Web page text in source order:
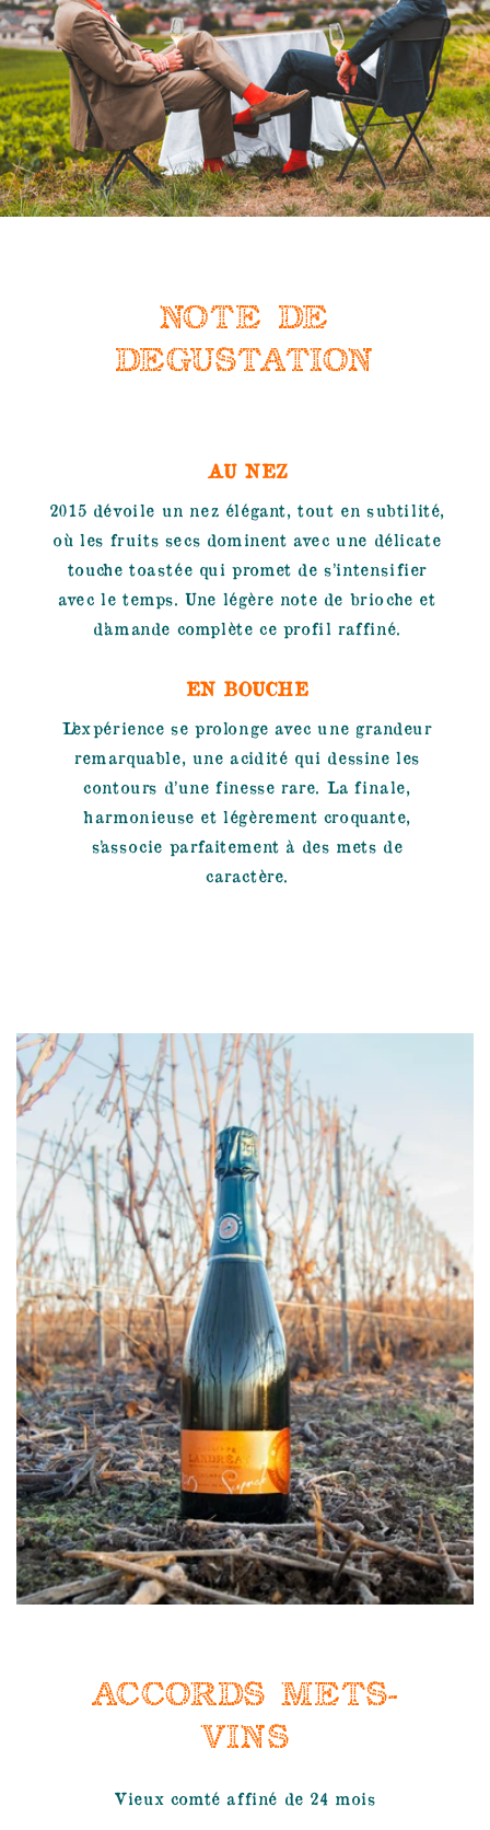
NOTE DE
DEGUSTATION
AU NEZ
2015 dévoile un nez élégant, tout en subtilité,
où les fruits secs dominent avec une délicate
touche toastée qui promet de s’intensifier
avec le temps. Une légère note de brioche et
d’amande complète ce profil raffiné.
EN BOUCHE
L’expérience se prolonge avec une grandeur
remarquable, une acidité qui dessine les
contours d’une finesse rare. La finale,
harmonieuse et légèrement croquante,
s’associe parfaitement à des mets de
caractère.
ACCORDS METS-
VINS
Vieux comté affiné de 24 mois